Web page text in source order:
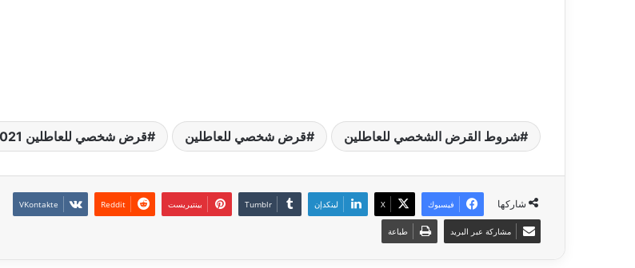
شروط القرض الشخصي للعاطلين قرض شخصي للعاطلين قرض شخصي للعاطلين 2021
شاركها فيسبوك ‫X لينكدإن بينتيريست
مشاركة عبر البريد طباعة